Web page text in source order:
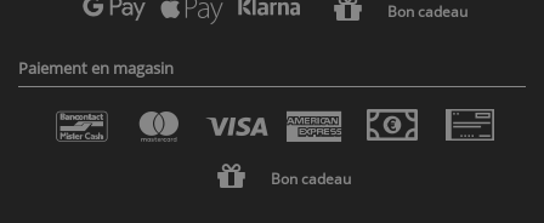
Bon cadeau
Paiement en magasin
Bon cadeau